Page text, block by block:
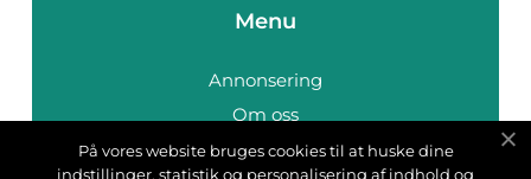
Menu
Annonsering
Om oss
Cookies
På vores website bruges cookies til at huske dine
indstillinger, statistik og personalisering af indhold og